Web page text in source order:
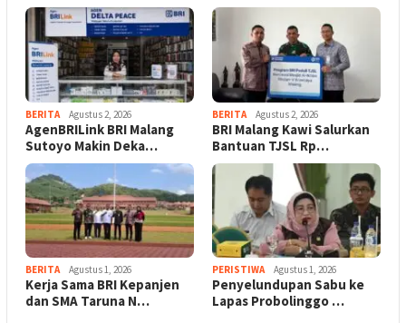
BERITA Agustus 2, 2026
AgenBRILink BRI Malang
Sutoyo Makin Deka…
BERITA Agustus 2, 2026
BRI Malang Kawi Salurkan
Bantuan TJSL Rp…
BERITA Agustus 1, 2026
Kerja Sama BRI Kepanjen
dan SMA Taruna N…
PERISTIWA Agustus 1, 2026
Penyelundupan Sabu ke
Lapas Probolinggo …